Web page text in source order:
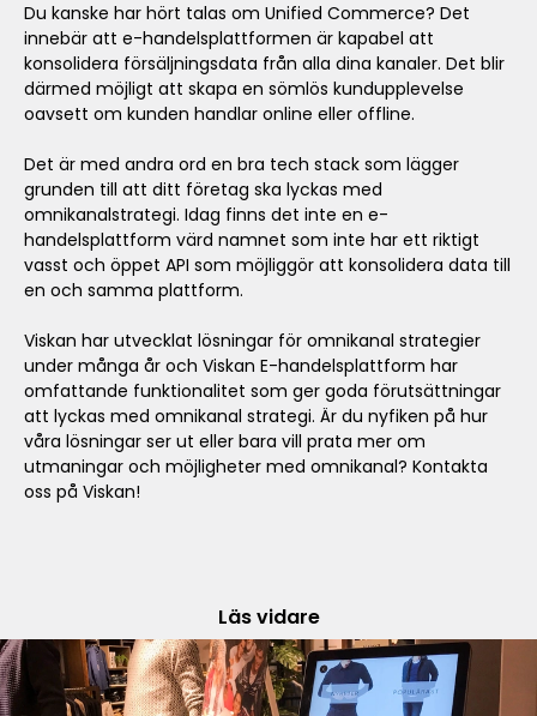
Du kanske har hört talas om Unified Commerce? Det
innebär att e-handelsplattformen är kapabel att
konsolidera försäljningsdata från alla dina kanaler. Det blir
därmed möjligt att skapa en sömlös kundupplevelse
oavsett om kunden handlar online eller offline.
Det är med andra ord en bra tech stack som lägger
grunden till att ditt företag ska lyckas med
omnikanalstrategi. Idag finns det inte en e-
handelsplattform värd namnet som inte har ett riktigt
vasst och öppet API som möjliggör att konsolidera data till
en och samma plattform.
Viskan har utvecklat lösningar för omnikanal strategier
under många år och Viskan E-handelsplattform har
omfattande funktionalitet som ger goda förutsättningar
att lyckas med omnikanal strategi. Är du nyfiken på hur
våra lösningar ser ut eller bara vill prata mer om
utmaningar och möjligheter med omnikanal? Kontakta
oss på Viskan!
Läs vidare